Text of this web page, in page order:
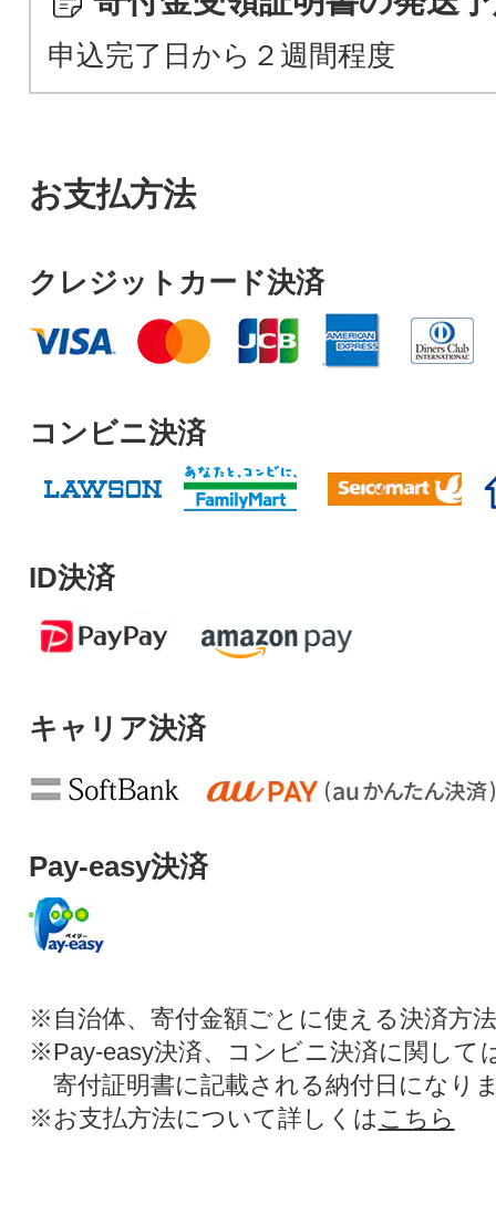
申込完了日から２週間程度
お支払方法
クレジットカード決済
コンビニ決済
ID決済
キャリア決済
Pay-easy決済
※自治体、寄付金額ごとに使える決済方
※Pay-easy決済、コンビニ決済に関して
寄付証明書に記載される納付日になり
※お支払方法について詳しくは こちら